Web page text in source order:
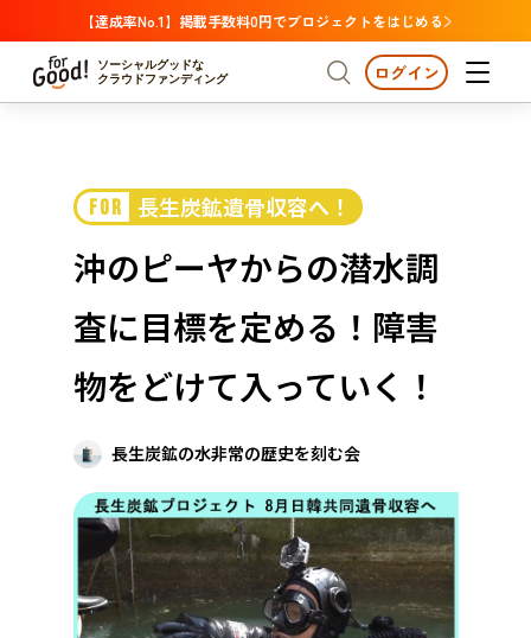
【達成率No.1】掲載手数料0円でプロジェクトをはじめる
ソーシャルグッドな
クラウドファンディング
プロジェクトからさがす 注目
カテゴリーからさがす 国際協力
医療・福祉
人権・マイノリティ
中部
近畿
中国
四国
注目 新着
支援金額が多い
支援人数が多い
終了日が近い
カテゴリーからさがす
国際協力 医療・福祉
子ども・教育
環境・エシカル
人権・マイノリティ
地域からさがす
北海道・東北
北海道 青森 岩手 宮城 秋田 山形
栃木 群馬 埼玉 千葉
ログイン
FOR 長生炭鉱遺骨収容へ！
沖のピーヤからの潜水調
査に目標を定める！障害
物をどけて入っていく！
長生炭鉱の水非常の歴史を刻む会